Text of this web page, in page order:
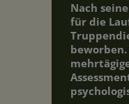
Nach
für die